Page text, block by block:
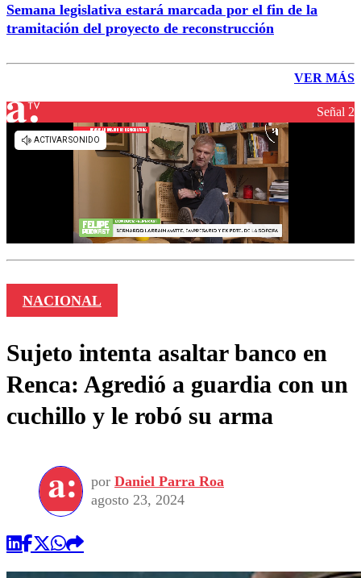
Semana legislativa estará marcada por el fin de la
tramitación del proyecto de reconstrucción
VER MÁS
Señal 2
NACIONAL
Sujeto intenta asaltar banco en
Renca: Agredió a guardia con un
cuchillo y le robó su arma
por Daniel Parra Roa
agosto 23, 2024